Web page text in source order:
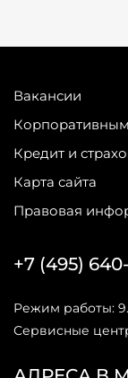
Вакансии
Кредит и
Карта сайта
Правовая
+7 (495) 640-
Режим работы:
Сервисные